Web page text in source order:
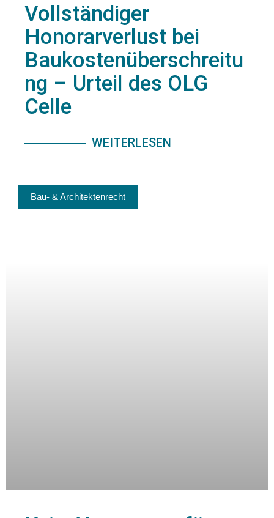
Vollständiger
Honorarverlust bei
Baukostenüberschreitu
ng – Urteil des OLG
Celle
WEITERLESEN
Bau- & Architektenrecht